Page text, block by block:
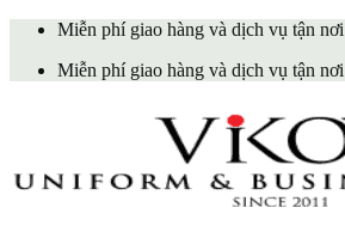
Skip
content
Miễn phí giao hàng và dịch vụ tận nơi
Miễn phí giao hàng và dịch vụ tận nơi